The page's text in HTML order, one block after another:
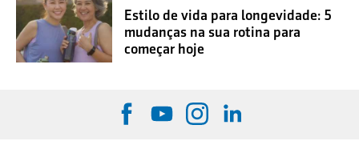
Estilo de vida para longevidade: 5
mudanças na sua rotina para
começar hoje